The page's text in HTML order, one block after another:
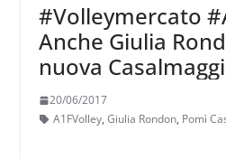
#Volleymercato
Anche Giulia
nuova
20/06/2017
A1FVolley, Giulia Rondon, Pomì